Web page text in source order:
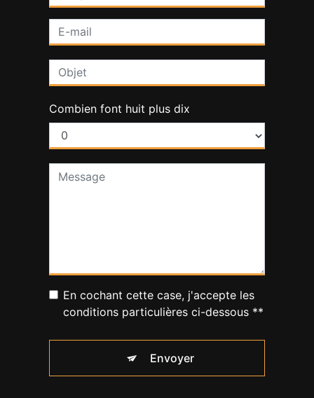
Combien font huit plus dix
En cochant cette case, j'accepte les
conditions particulières ci-dessous **
Envoyer